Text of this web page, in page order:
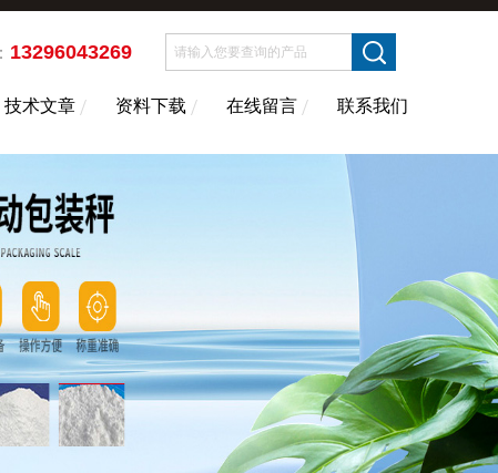
13296043269
技术文章 资料下载 在线留言 联系我们